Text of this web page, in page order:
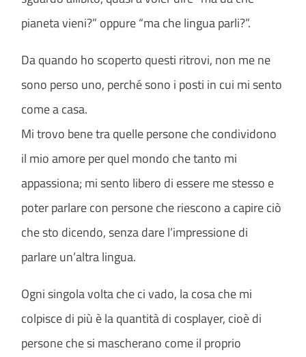
pianeta vieni?” oppure “ma che lingua parli?”.
Da quando ho scoperto questi ritrovi, non me ne
sono perso uno, perché sono i posti in cui mi sento
come a casa.
Mi trovo bene tra quelle persone che condividono
il mio amore per quel mondo che tanto mi
appassiona; mi sento libero di essere me stesso e
poter parlare con persone che riescono a capire ciò
che sto dicendo, senza dare l’impressione di
parlare un’altra lingua.
Ogni singola volta che ci vado, la cosa che mi
colpisce di più è la quantità di cosplayer, cioè di
persone che si mascherano come il proprio